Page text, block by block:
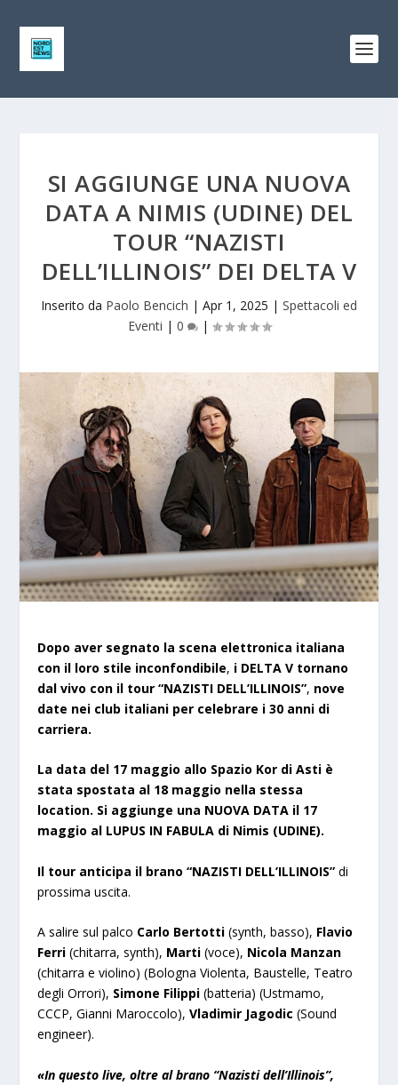
SI AGGIUNGE UNA NUOVA
DATA A NIMIS (UDINE) DEL
TOUR “NAZISTI
DELL’ILLINOIS” DEI DELTA V
Inserito da Paolo Bencich | Apr 1, 2025 | Spettacoli ed
Eventi | 0 |
Dopo aver segnato la scena elettronica italiana
con il loro stile inconfondibile, i DELTA V tornano
dal vivo con il tour “NAZISTI DELL’ILLINOIS”, nove
date nei club italiani per celebrare i 30 anni di
carriera.
La data del 17 maggio allo Spazio Kor di Asti è
stata spostata al 18 maggio nella stessa
location. Si aggiunge una NUOVA DATA il 17
maggio al LUPUS IN FABULA di Nimis (UDINE).
Il tour anticipa il brano “NAZISTI DELL’ILLINOIS” di
prossima uscita.
A salire sul palco Carlo Bertotti(synth, basso), Flavio
Ferri(chitarra, synth), Marti (voce), Nicola Manzan
(chitarra e violino) (Bologna Violenta, Baustelle, Teatro
degli Orrori), Simone Filippi (batteria) (Ustmamo,
CCCP, Gianni Maroccolo),Vladimir Jagodic (Sound
engineer).
«In questo live, oltre al brano “Nazisti dell’Illinois”,